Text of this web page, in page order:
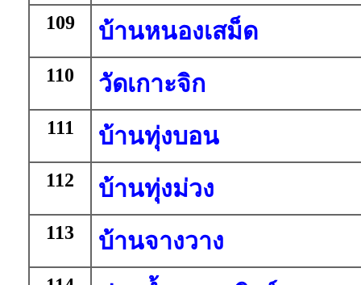
109 บ้านหนองเสม็ด
110 วัดเกาะจิก
111 บ้านทุ่งบอน
112 บ้านทุ่งม่วง
113 บ้านจางวาง